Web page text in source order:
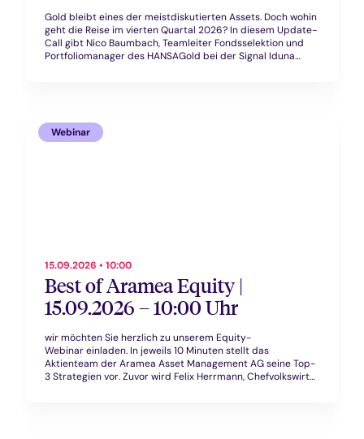
Gold bleibt eines der meistdiskutierten Assets. Doch wohin
geht die Reise im vierten Quartal 2026? In diesem Update-
Call gibt Nico Baumbach, Teamleiter Fondsselektion und
Portfoliomanager des HANSAGold bei der Signal Iduna
Webinar
15.09.2026 • 10:00
Best of Aramea Equity |
15.09.2026 – 10:00 Uhr
wir möchten Sie herzlich zu unserem Equity-
Webinar einladen. In jeweils 10 Minuten stellt das
Aktienteam der Aramea Asset Management AG seine Top-
3 Strategien vor. Zuvor wird Felix Herrmann, Chefvolkswirt